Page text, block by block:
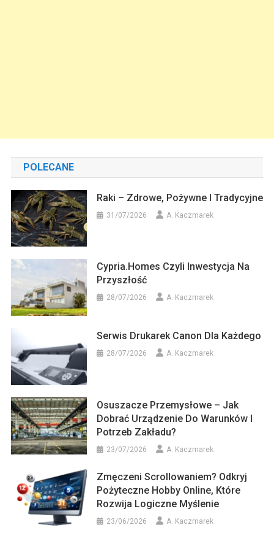
POLECANE
Raki – Zdrowe, Pożywne I Tradycyjne
31/07/2026 A. Kaczmarek
Cypria.homes Czyli Inwestycja Na
Przyszłość
28/07/2026 A. Kaczmarek
Serwis Drukarek Canon Dla Każdego
28/07/2026 A. Kaczmarek
Osuszacze Przemysłowe – Jak
Dobrać Urządzenie Do Warunków I
Potrzeb Zakładu?
23/07/2026 A. Kaczmarek
Zmęczeni Scrollowaniem? Odkryj
Pożyteczne Hobby Online, Które
Rozwija Logiczne Myślenie
23/06/2026 A. Kaczmarek